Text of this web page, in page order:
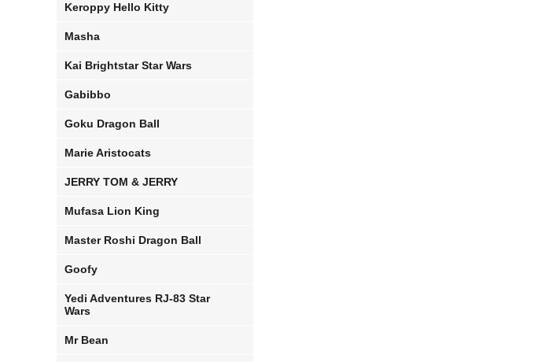
Keroppy Hello Kitty
Masha
Kai Brightstar Star Wars
Gabibbo
Goku Dragon Ball
Marie Aristocats
JERRY TOM & JERRY
Mufasa Lion King
Master Roshi Dragon Ball
Goofy
Yedi Adventures RJ-83 Star
Wars
Mr Bean